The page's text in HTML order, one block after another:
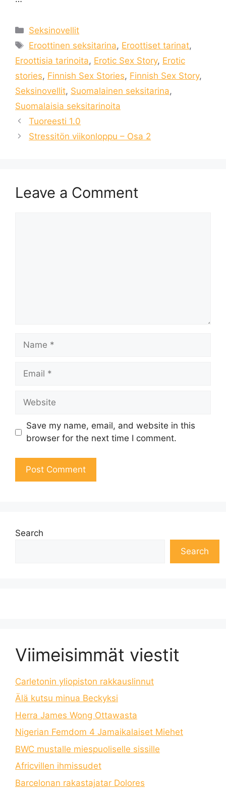
Categories
Seksinovellit
Tags
Eroottinen seksitarina, Eroottiset tarinat,
Eroottisia tarinoita, Erotic Sex Story, Erotic
stories, Finnish Sex Stories, Finnish Sex Story,
Seksinovellit, Suomalainen seksitarina,
Suomalaisia ​​seksitarinoita
Tuoreesti 1.0
Stressitön viikonloppu – Osa 2
Leave a Comment
Name
Email
Website
Save my name, email, and website in this
browser for the next time I comment.
Search
Search
Viimeisimmät viestit
Carletonin yliopiston rakkauslinnut
Älä kutsu minua Beckyksi
Herra James Wong Ottawasta
Nigerian Femdom 4 Jamaikalaiset Miehet
BWC mustalle miespuoliselle sissille
Africvillen ihmissudet
Barcelonan rakastajatar Dolores